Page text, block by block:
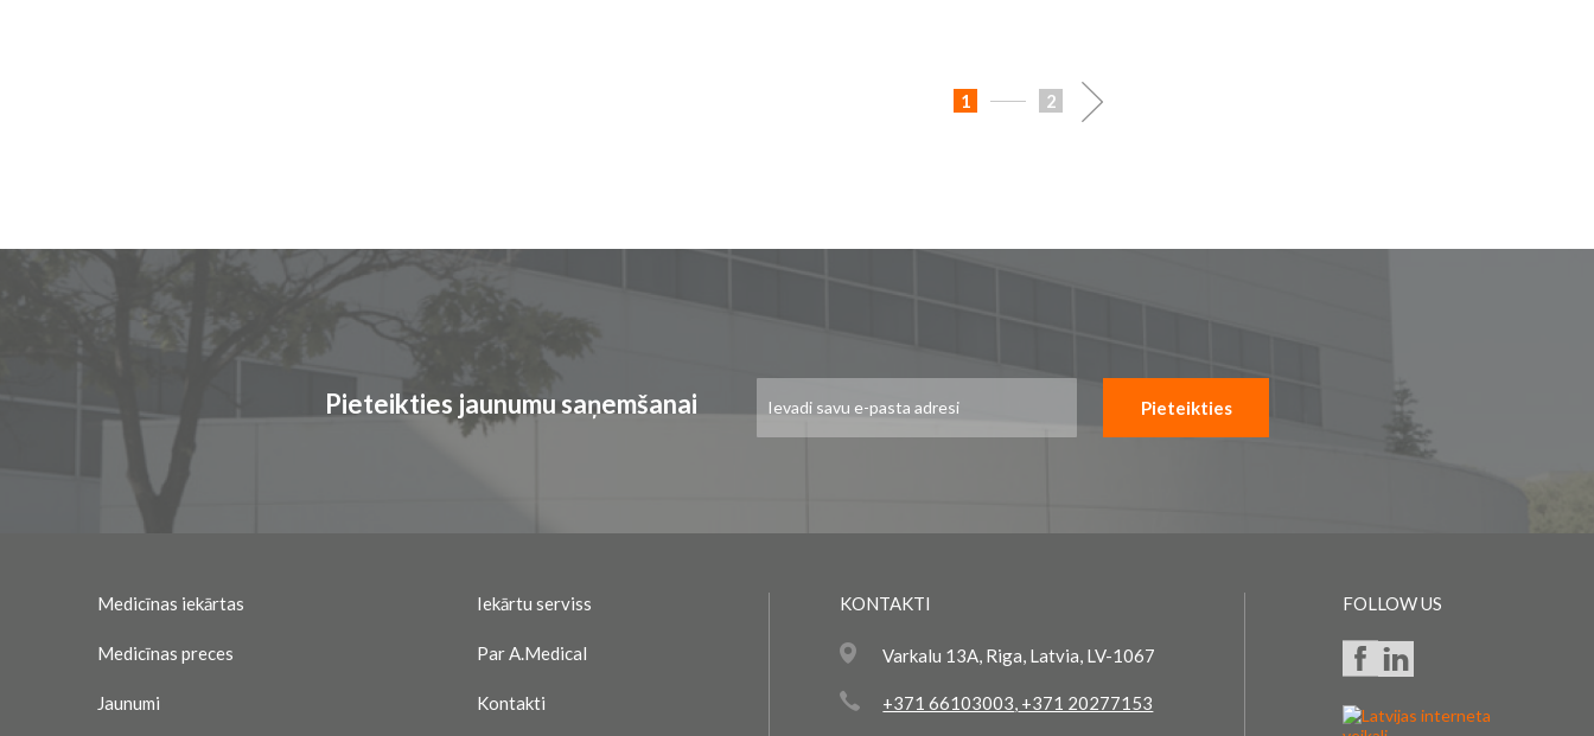
Lapa
You're
1 Lapa
2
Pieteikties jaunumu saņemšanai
jaunumu
Pieteikties
Medicīnas iekārtas Iekārtu serviss
Medicīnas preces Par A.Medical
Jaunumi Kontakti
KONTAKTI
Varkalu 13A, Riga, Latvia, LV-1067
+371 66103003, +371 20277153
FOLLOW US